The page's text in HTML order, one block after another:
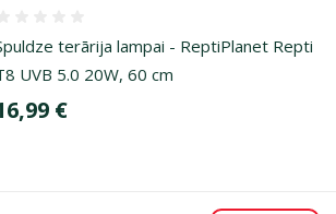
terārija lampai - ReptiPlanet Repti
UVB 5.0 20W, 60 cm
€